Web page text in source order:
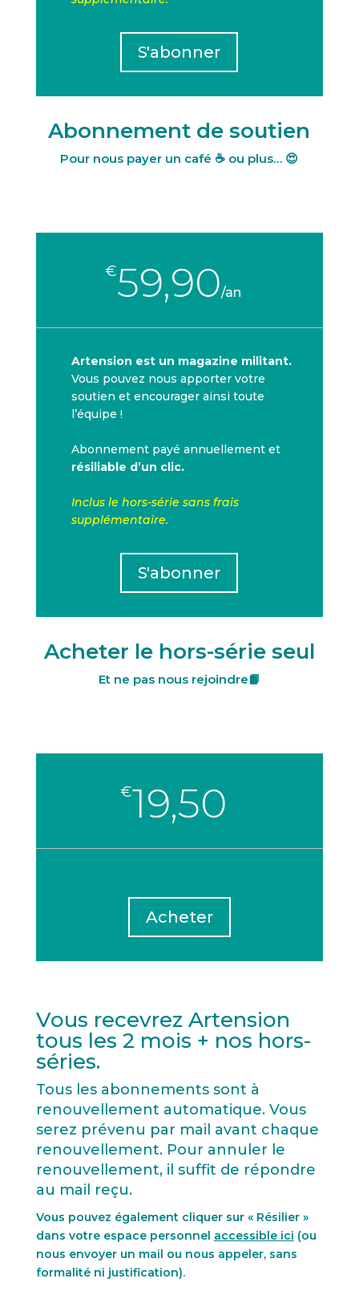
S'abonner
Abonnement de soutien
Pour nous payer un café ☕ ou plus… 😍
€59,90/an
Artension est un magazine militant.
Vous pouvez nous apporter votre
soutien et encourager ainsi toute
l’équipe !
Abonnement payé annuellement et
résiliable d’un clic.
Inclus le hors-série sans frais
supplémentaire.
S'abonner
Acheter le hors-série seul
Et ne pas nous rejoindre📙
€19,50
Acheter
Vous recevrez Artension
tous les 2 mois + nos hors-
séries.
Tous les abonnements sont à
renouvellement automatique. Vous
serez prévenu par mail avant chaque
renouvellement. Pour annuler le
renouvellement, il suffit de répondre
au mail reçu.
Vous pouvez également cliquer sur « Résilier »
dans votre espace personnel accessible ici (ou
nous envoyer un mail ou nous appeler, sans
formalité ni justification).